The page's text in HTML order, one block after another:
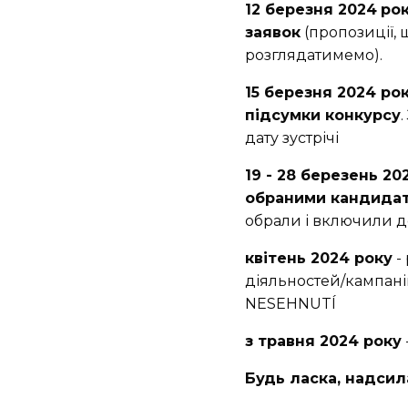
12 березня 2024
заявок(пропозиції,
розглядатимемо).
15 березня 2024
підсумки конкурсу
дату зустрічі
19 - 28 березень
обраними
обрали і включили
квітень 2024 року-
діяльностей/
NESEHNUTÍ
з травня 2024 року
Будь ласка,